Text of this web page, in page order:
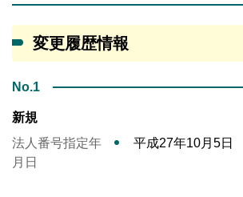
変更履歴情報
No.1
新規
法人番号指定年
月日
平成27年10月5日